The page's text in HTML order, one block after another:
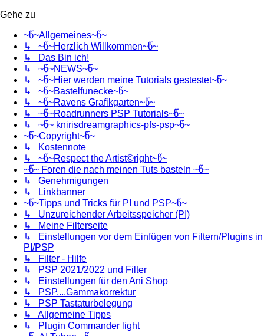
Gehe zu
~წ~Allgemeines~წ~
↳ ~წ~Herzlich Willkommen~წ~
↳ Das Bin ich!
↳ ~წ~NEWS~წ~
↳ ~წ~Hier werden meine Tutorials gestestet~წ~
↳ ~წ~Bastelfunecke~წ~
↳ ~წ~Ravens Grafikgarten~წ~
↳ ~წ~Roadrunners PSP Tutorials~წ~
↳ ~წ~ knirisdreamgraphics-pfs-psp~წ~
~წ~Copyright~წ~
↳ Kostennote
↳ ~წ~Respect the Artist©right~წ~
~წ~ Foren die nach meinen Tuts basteln ~წ~
↳ Genehmigungen
↳ Linkbanner
~წ~Tipps und Tricks für PI und PSP~წ~
↳ Unzureichender Arbeitsspeicher (PI)
↳ Meine Filterseite
↳ Einstellungen vor dem Einfügen von Filtern/Plugins in
PI/PSP
↳ Filter - Hilfe
↳ PSP 2021/2022 und Filter
↳ Einstellungen für den Ani Shop
↳ PSP....Gammakorrektur
↳ PSP Tastaturbelegung
↳ Allgemeine Tipps
↳ Plugin Commander light